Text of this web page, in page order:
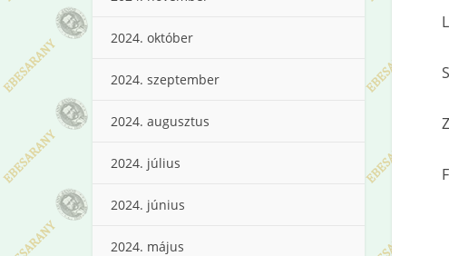
2024. október
2024. szeptember
2024. augusztus
2024. július
2024. június
2024. május